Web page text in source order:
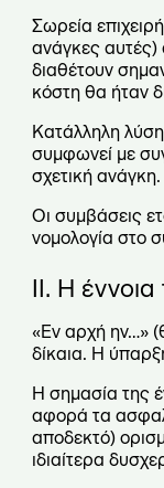
Σωρεία
ανάγκες αυτές)
διαθέτουν
κόστη θα ήταν
Κατάλληλη λύση
συμφωνεί με
σχετική
Οι συμβάσεις
νομολογία στο
ΙΙ. Η
«Εν αρχή ην…»
δίκαια. Η
Η σημασία της
αφορά τα
αποδεκτό)
ιδιαίτερα